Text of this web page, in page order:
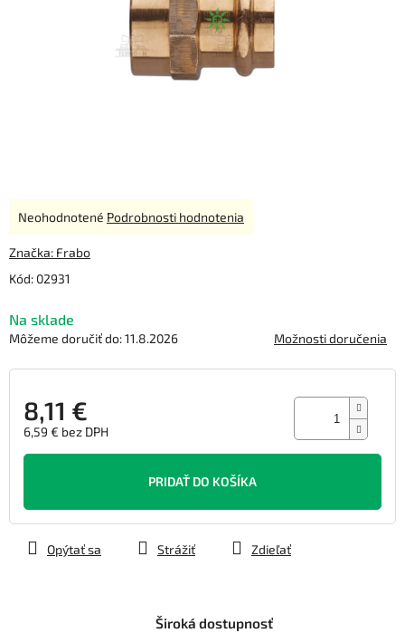
Kód: 02931
Na sklade
Môžeme doručiť do:11.8.2026 Možnosti doručenia
8,11 €
6,59 € bez DPH
Jednotková
PRIDAŤ DO KOŠÍKA
Opýtať sa Strážiť Zdieľať
Priemerné
produktu
0,0
5
hviezdičiek.
Neohodnotené Podrobnosti hodnotenia
Značka: Frabo
Široká dostupnosť